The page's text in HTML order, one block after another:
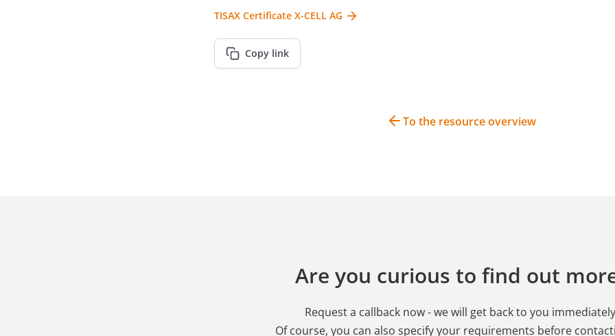
TISAX Certificate X-CELL AG
Copy link
To the resource overview
Are you curious to find out
Request a callback now - we will get back to you
Of course, you can also specify your requirements before